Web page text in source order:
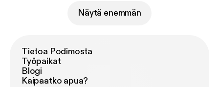
Näytä enemmän
Tietoa Podimosta
Työpaikat
Blogi
Kaipaatko apua?